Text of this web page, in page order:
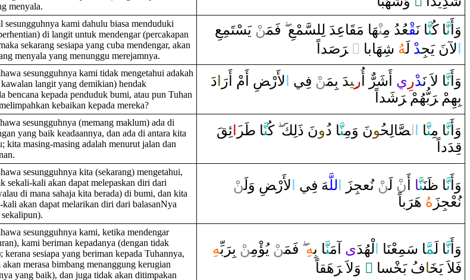
menyala.
sesungguhnya kami dahulu biasa menduduki
di langit untuk mendengar (percakapan
sekarang sesiapa yang cuba mendengar, akan
menyala yang menunggu merejamnya.
وَ‌أَنَّ‍‍ا‌ كُ‍‍نَّ‍‍ا‌ نَ‍‍قْ‍‍عُدُ‌ مِ‍‌‍نْ‍‍هَا‌ مَ‍‍قَ‍‍اعِدَ‌ لِلسَّمْعِ فَمَ‍‌‍ن ْ يَسْتَمِعِ
لآنَ يَجِ‍‍د ْ‌ لَ‍‍هُ شِهَابا ‌ ً ‌ ‌‍رَصَ‍‍د‌اً
sesungguhnya kami tidak mengetahui adakah
langit yang demikian) hendak
bencana kepada penduduk bumi, atau pun Tuhan
kebaikan kepada mereka?
وَ‌أَنَّ‍‍ا‌ لاَ‌ نَ‍‍د‌ر ي ‌أَشَرٌّ‌ ‌أُ ‌ر‍ِ‍ي‍‍دَ‌ بِمَ‍‌‍ن ْ فِي لأَ‌رْ‍ضِ ‌أَمْ ‌أَ‌ رَ ‌دَ‌
بِهِمْ ‌‍رَبُّهُمْ ‌‍رَشَد‌اً
sesungguhnya (memang maklum) ada di
yang baik keadaannya, dan ada di antara kita
kita masing-masing adalah menurut jalan dan
وَ‌أَنَّ‍‍ا‌ مِ‍‍نَّ‍‍ا‌ ل‍‍صَّ‍‍الِح‍‍ُ‍ونَ ‌وَمِ‍‍نَّ‍‍ا‌ ‌د‍ُ‍‌ونَ ‌ذَلِكَ كُ‍‍نَّ‍‍ا‌ طَ‍‍ر ئِ‍‍قَ
قِ‍‍دَ‌د‌اً
sesungguhnya kita (sekarang) mengetahui,
sekali-kali akan dapat melepaskan diri dari
di mana sahaja kita berada) di bumi, dan kita
akan dapat melarikan diri dari balasanNya
وَ‌أَنَّ‍‍ا‌ ظَ‍‍نَ‍‍نَّ‍‍ا ن ْ لَ‍‌‍ن ْ نُعجِزَ‌ للَّ‍‍هَ فِي لأَ‌رْ‍ضِ ‌وَلَ‍‌‍ن
نُعْجِزَ هُ هَ‍رَ باً
sesungguhnya kami, ketika mendengar
kami beriman kepadanya (dengan tidak
kerana sesiapa yang beriman kepada Tuhannya,
merasa bimbang menanggung kerugian
yang baik), dan juga tidak akan ditimpakan
وَ‌أَنَّ‍‍ا‌ لَ‍‍مَّ‍‍ا‌ سَمِعْنَا‌ لْهُدَ‌ى ‌ ‌آمَ‍‍نَّ‍‍ا‌ بِ‍‍هِ فَمَ‍‌‍ن ْ يُؤْمِ‍‌‍ن ْ بِ‍رَبِّ‍‍هِ
فَلاَ‌ يَ‍‍خَ‍‍افُ بَ‍‍خْ‍‍سا ‌ ً ‌ ‌وَلاَ‌ ‌‍رَهَ‍‍ق‍‍اً